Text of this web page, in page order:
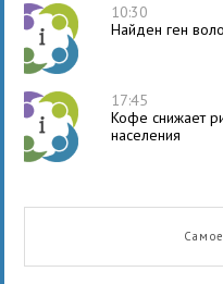
10:30
Найден ген
17:45
Кофе снижает
населения